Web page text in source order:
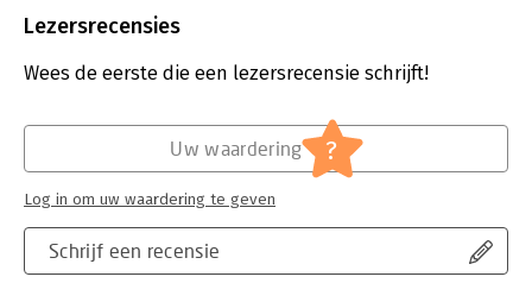
Uitgever:
Verschijningsdatum:
7-9-2023
Mens en maatschappij
Lezersrecensies
Wees de eerste die een lezersrecensie schrijft!
Schrijf een recensie
Uw waardering ?
Log in om uw waardering te geven